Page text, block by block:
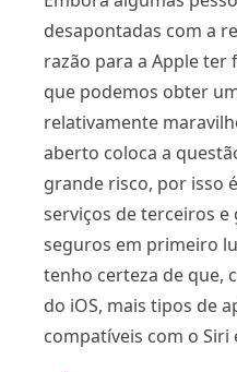
desapontadas com a
razão para a Apple ter
que podemos obter
relativamente
aberto coloca a
grande risco, por isso
serviços de terceiros
seguros em primeiro
tenho certeza de que,
do iOS, mais tipos de
compatíveis com o Siri